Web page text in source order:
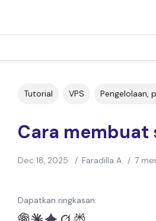
Tutorial VPS Pengelolaan,
Cara
Dec 18, 2025 / Faradilla A. / 7
Dapatkan ringkasan: